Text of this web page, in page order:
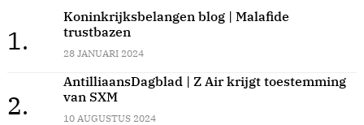
1.
Koninkrijksbelangen blog | Malafide
trustbazen
28 JANUARI 2024
2.
AntilliaansDagblad | Z Air krijgt toestemming
van SXM
10 AUGUSTUS 2024